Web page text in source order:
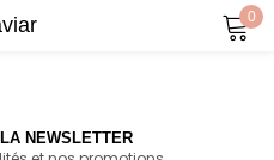
0
NEWSLETTER